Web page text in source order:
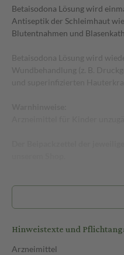
Betaisodona Lösung wird
Antiseptik der Schleimhaut
Blutentnahmen und
Betaisodona Lösung wird
Wundbehandlung (z. B.
Hinweistexte und
Arzneimittel